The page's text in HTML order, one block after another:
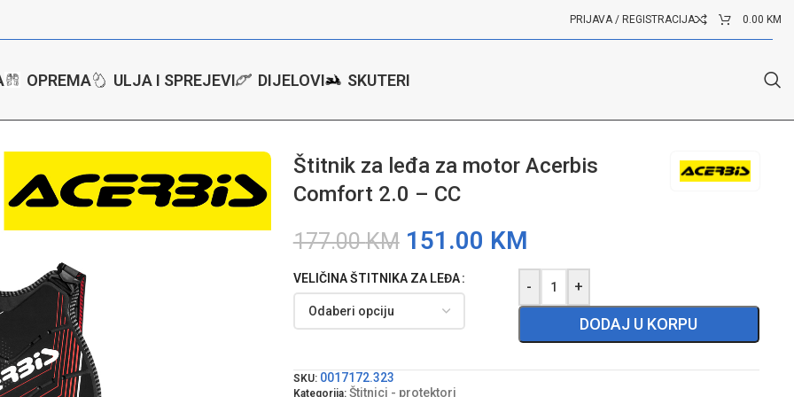
PRIJAVA / REGISTRACIJA 0.00 KM
OPREMA ULJA I SPREJEVI DIJELOVI SKUTERI
Štitnik za leđa za motor Acerbis
Comfort 2.0 – CC
177.00KM 151.00 KM
VELIČINA ŠTITNIKA ZA LEĐA - +
DODAJ U KORPU
SKU: 0017172.323
Kategorija: Štitnici - protektori